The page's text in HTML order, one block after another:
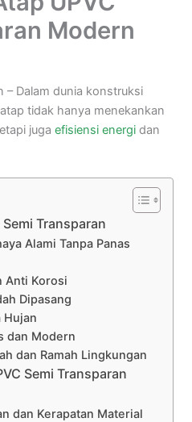
Modern
– Dalam dunia konstruksi
tidak hanya menekankan
jugaefisiensi energi dan
Transparan
Alami Tanpa Panas
Anti Korosi
Dipasang
Hujan
dan Modern
dan Ramah Lingkungan
Semi Transparan
dan Kerapatan Material